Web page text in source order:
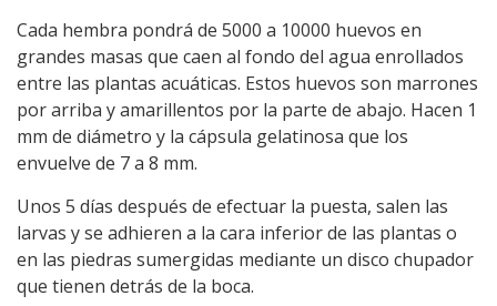
Cada hembra pondrá de 5000 a 10000 huevos en
grandes masas que caen al fondo del agua enrollados
entre las plantas acuáticas. Estos huevos son marrones
por arriba y amarillentos por la parte de abajo. Hacen 1
mm de diámetro y la cápsula gelatinosa que los
envuelve de 7 a 8 mm.
Unos 5 días después de efectuar la puesta, salen las
larvas y se adhieren a la cara inferior de las plantas o
en las piedras sumergidas mediante un disco chupador
que tienen detrás de la boca.